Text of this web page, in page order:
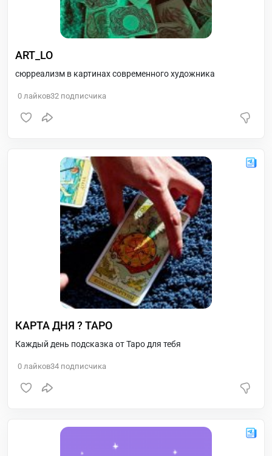
ART_LO
сюрреализм в картинах современного художника
0 лайков32 подписчика
КАРТА ДНЯ ? ТАРО
Каждый день подсказка от Таро для тебя
0 лайков34 подписчика